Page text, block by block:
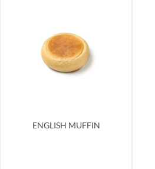
ENGLISH MUFFIN